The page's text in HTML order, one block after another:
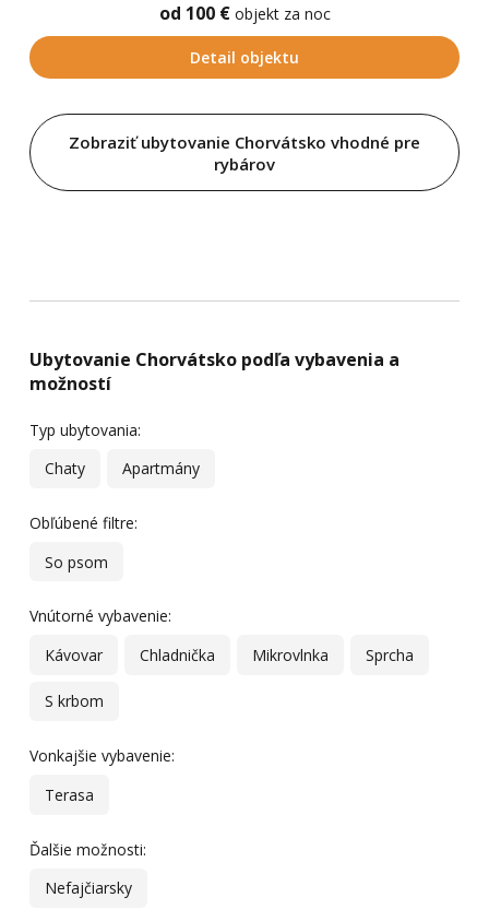
od 100 € objekt za noc
Detail objektu
Zobraziť ubytovanie Chorvátsko vhodné pre
rybárov
Ubytovanie Chorvátsko podľa vybavenia a
možností
Typ ubytovania:
Chaty
Apartmány
Obľúbené filtre:
So psom
Vnútorné vybavenie:
Kávovar
Chladnička Mikrovlnka Sprcha
S krbom
Vonkajšie vybavenie:
Terasa
Ďalšie možnosti:
Nefajčiarsky